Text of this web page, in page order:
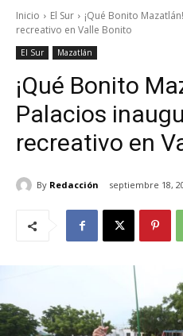
Inicio El Sur
¡Qué Bonito
recreativo en Valle Bonito
El Sur Mazatlán
¡Qué Bonito
Palacios
recreativo en
By Redacción septiembre 18,